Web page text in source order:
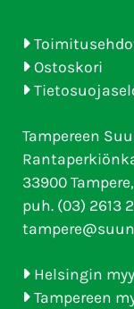
Ostoskori
Tampereen
33900
puh. (03) 2613
Helsingin
Tampereen